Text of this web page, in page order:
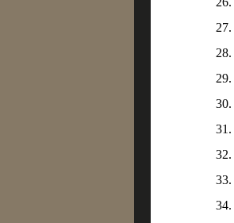
27.
28.
29.
30.
31.
32.
33.
34.